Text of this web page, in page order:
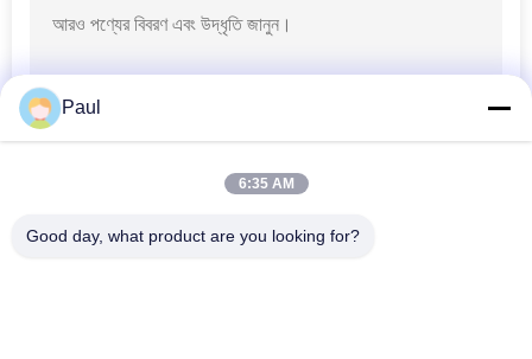
Paul
6:35 AM
Good day, what product are you looking for?